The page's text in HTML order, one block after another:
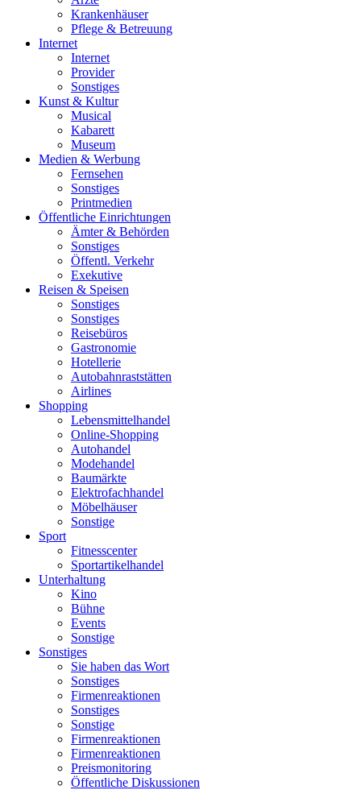
Krankenhäuser
Pflege & Betreuung
Internet
Internet
Provider
Sonstiges
Kunst & Kultur
Musical
Kabarett
Museum
Medien & Werbung
Fernsehen
Sonstiges
Printmedien
Öffentliche Einrichtungen
Ämter & Behörden
Sonstiges
Öffentl. Verkehr
Exekutive
Reisen & Speisen
Sonstiges
Sonstiges
Reisebüros
Gastronomie
Hotellerie
Autobahnraststätten
Airlines
Shopping
Lebensmittelhandel
Online-Shopping
Autohandel
Modehandel
Baumärkte
Elektrofachhandel
Möbelhäuser
Sonstige
Sport
Fitnesscenter
Sportartikelhandel
Unterhaltung
Kino
Bühne
Events
Sonstige
Sonstiges
Sie haben das Wort
Sonstiges
Firmenreaktionen
Sonstiges
Sonstige
Firmenreaktionen
Firmenreaktionen
Preismonitoring
Öffentliche Diskussionen